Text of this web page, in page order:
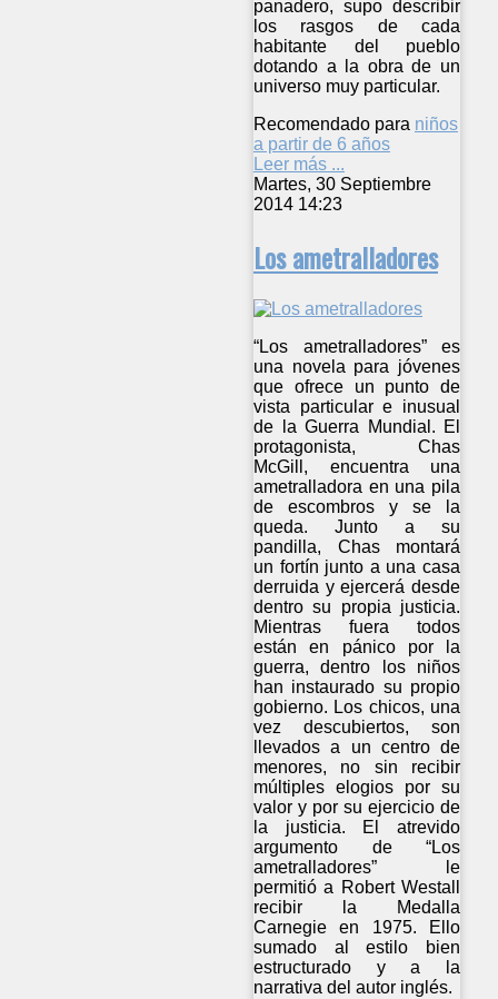
panadero, supo describir
los rasgos de cada
habitante del pueblo
dotando a la obra de un
universo muy particular.
Recomendado para niños
a partir de 6 años
Leer más ...
Martes, 30 Septiembre
2014 14:23
Los ametralladores
“Los ametralladores” es
una novela para jóvenes
que ofrece un punto de
vista particular e inusual
de la Guerra Mundial. El
protagonista, Chas
McGill, encuentra una
ametralladora en una pila
de escombros y se la
queda. Junto a su
pandilla, Chas montará
un fortín junto a una casa
derruida y ejercerá desde
dentro su propia justicia.
Mientras fuera todos
están en pánico por la
guerra, dentro los niños
han instaurado su propio
gobierno. Los chicos, una
vez descubiertos, son
llevados a un centro de
menores, no sin recibir
múltiples elogios por su
valor y por su ejercicio de
la justicia. El atrevido
argumento de “Los
ametralladores” le
permitió a Robert Westall
recibir la Medalla
Carnegie en 1975. Ello
sumado al estilo bien
estructurado y a la
narrativa del autor inglés.